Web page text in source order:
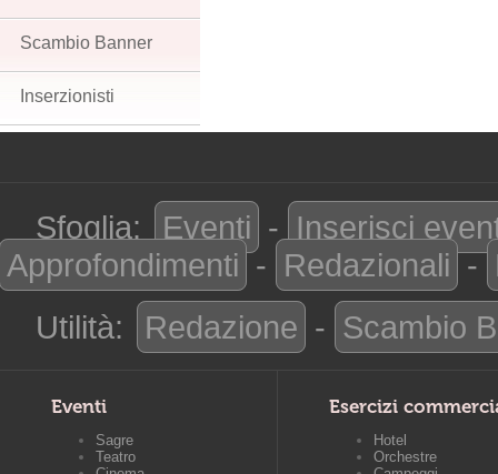
Scambio Banner
Inserzionisti
Sfoglia: Eventi - Inserisci
Approfondimenti - Redazionali -
Utilità:
Redazione - Scambio
Eventi
Sagre
Teatro
Esercizi
Hotel
Orchestre